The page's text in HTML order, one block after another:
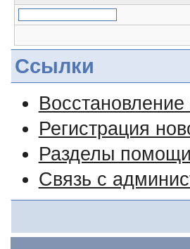
Ссылки
Регистрация
Разделы помощи
Связь с